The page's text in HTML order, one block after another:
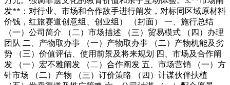
发**：对行业、市场和合作敌手进行阐发，对标同区域原材料
价钱，红旅赛道创意组、创业组） （封面） 一、施行总结
（一）公司简介 （二）市场描述 （三）贸易模式 （四）办理
团队 二、产物取办事 （一）产物取办事 （二）产物机能及劣
势 （三）价值评估、使用前景及将来规划 四、市场及合作阐
发 （一）宏不雅阐发 （二）合作阐发 五、市场营销 （一）方
针市场 （二）产物 （三）订价策略 （四）计谋伙伴扶植